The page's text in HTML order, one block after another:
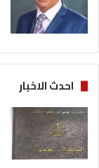
ت
ا
ع
ر
ب
ي
ة
ا
د
ة
ا
ل
إ
ع
م
ا
ر
احدث الاخبار